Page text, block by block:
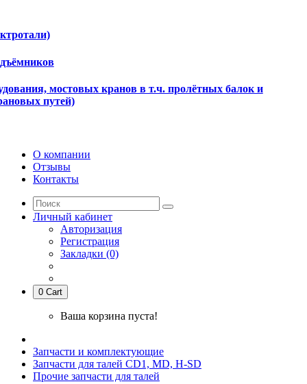
мостовых кранов в т.ч. пролётных балок и
путей)
О компании
Отзывы
Контакты
Личный кабинет
Авторизация
Регистрация
Закладки (0)
0 Cart
Ваша корзина пуста!
Запчасти и комплектующие
Запчасти для талей CD1, MD, H-SD
Прочие запчасти для талей